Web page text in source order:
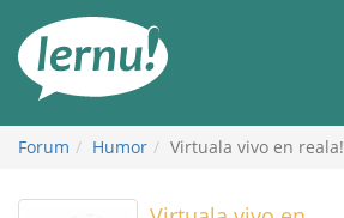
inhoud
Forum Humor Virtuala vivo en reala!